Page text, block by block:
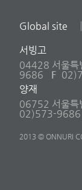
Global site
서빙고
04428 서울특
9686
F
양재
06752 서울특
02)573-9686
2013 © ONNURI